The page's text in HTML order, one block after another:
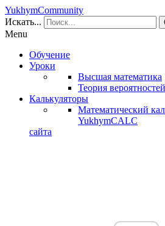
YukhymCommunity
Искать...
Menu
Обучение
Уроки
Высшая математика
Теория вероятностей
Калькуляторы
Математический
YukhymCALC
сайта